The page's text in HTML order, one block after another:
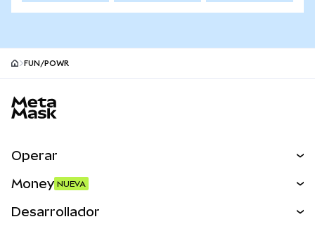
FUN/POWR
Operar
Money NUEVA
Desarrollador